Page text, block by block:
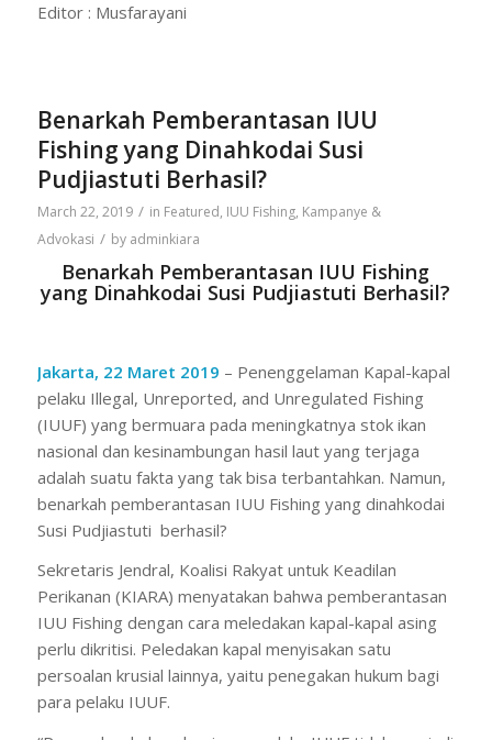
Editor : Musfarayani
Benarkah Pemberantasan IUU
Fishing yang Dinahkodai Susi
Pudjiastuti Berhasil?
March 22, 2019 / in Featured, IUU Fishing, Kampanye &
Advokasi / by adminkiara
Benarkah Pemberantasan IUU Fishing
yang Dinahkodai Susi Pudjiastuti Berhasil?
Jakarta, 22 Maret 2019 – Penenggelaman Kapal-kapal
pelaku Illegal, Unreported, and Unregulated Fishing
(IUUF) yang bermuara pada meningkatnya stok ikan
nasional dan kesinambungan hasil laut yang terjaga
adalah suatu fakta yang tak bisa terbantahkan. Namun,
benarkah pemberantasan IUU Fishing yang dinahkodai
Susi Pudjiastuti berhasil?
Sekretaris Jendral, Koalisi Rakyat untuk Keadilan
Perikanan (KIARA) menyatakan bahwa pemberantasan
IUU Fishing dengan cara meledakan kapal-kapal asing
perlu dikritisi. Peledakan kapal menyisakan satu
persoalan krusial lainnya, yaitu penegakan hukum bagi
para pelaku IUUF.